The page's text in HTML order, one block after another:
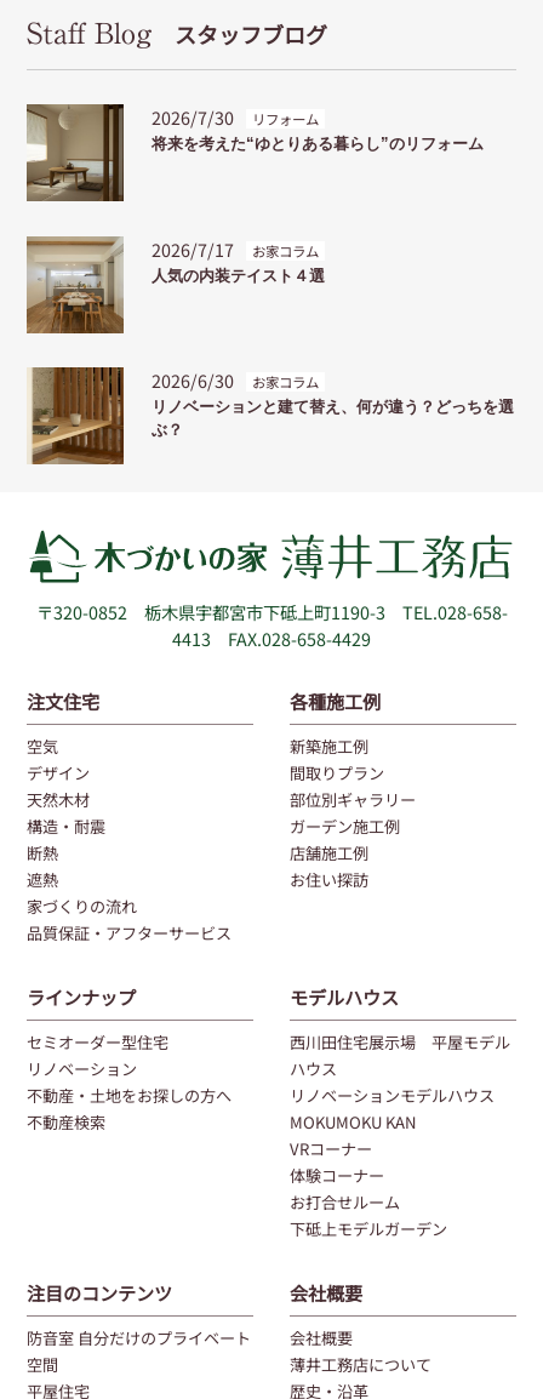
Staff Blog スタッフブログ
2026/7/30 リフォーム
将来を考えた“ゆとりある暮らし”のリフォーム
2026/7/17 お家コラム
人気の内装テイスト４選
2026/6/30 お家コラム
リノベーションと建て替え、何が違う？どっちを選
ぶ？
〒320-0852 栃木県宇都宮市下砥上町1190-3
TEL.028-658-
4413 FAX.028-658-4429
注文住宅
空気
デザイン
天然木材
構造・耐震
断熱
遮熱
家づくりの流れ
品質保証・アフターサービス
各種施工例
新築施工例
間取りプラン
部位別ギャラリー
ガーデン施工例
店舗施工例
お住い探訪
ラインナップ
セミオーダー型住宅
リノベーション
不動産・土地をお探しの方へ
不動産検索
モデルハウス
西川田住宅展示場 平屋モデル
ハウス
リノベーションモデルハウス
MOKUMOKU KAN
VRコーナー
体験コーナー
お打合せルーム
下砥上モデルガーデン
注目のコンテンツ
防音室 自分だけのプライベート
空間
平屋住宅
会社概要
会社概要
薄井工務店について
歴史・沿革